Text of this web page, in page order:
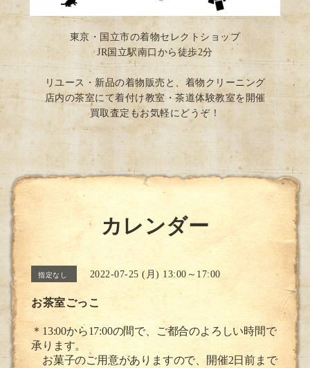
東京・国立市の着物セレクトショップ
JR国立駅南口から徒歩2分
リユース・新品の着物販売と、着物クリーニング
店内の茶室にて着付け教室・茶道体験教室を開催
買取査定もお気軽にどうぞ！
カレンダー
指定なし 2022-07-25 (月) 13:00～17:00
お茶室ごっこ
＊13:00から17:00の間で、ご都合のよろしい時間で
承ります。
お菓子のご用意がありますので、開催2日前まで